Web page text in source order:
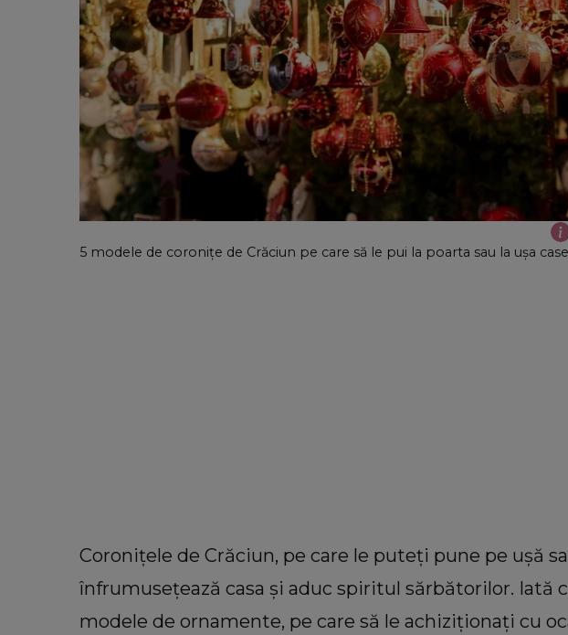
5 modele de coronițe de Crăciun pe care să le pui la poarta sau la ușa
Coronițele de Crăciun, pe care le puteți pune pe ușă
înfrumusețează casa și aduc spiritul sărbătorilor. Iată
modele de ornamente, pe care să le achiziționați cu